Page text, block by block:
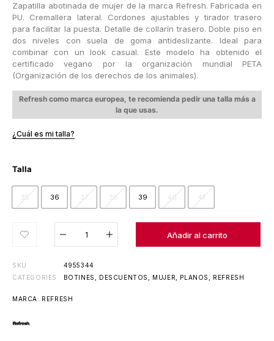
original
era:
$299.900.
actual
es:
$149.950.
Zapatilla abotinada de mujer de la marca Refresh. Fabricada en
PU. Cremallera lateral. Cordones ajustables y tirador trasero
para facilitar la puesta. Detalle de collarín trasero. Doble piso en
dos niveles con suela de goma antideslizante. Ideal para
combinar con un look casual. Este modelo ha obtenido el
certificado vegano por la organización mundial PETA
(Organización de los derechos de los animales).
Refresh como marca europea, te recomienda pedir una talla más a
la que usas.
¿Cuál es mi talla?
35 36 37 38 39 40 41
Talla
Añadir al carrito
Añadido al carrito
SKU
4955344
CATEGORIES
BOTINES DESCUENTOS MUJER PLANOS REFRESH
MARCA: REFRESH